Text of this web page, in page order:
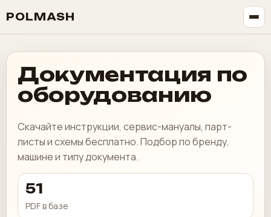
POLMASH
Документация по
оборудованию
Скачайте инструкции, сервис-мануалы, парт-
листы и схемы бесплатно. Подбор по бренду,
машине и типу документа.
51
PDF в базе